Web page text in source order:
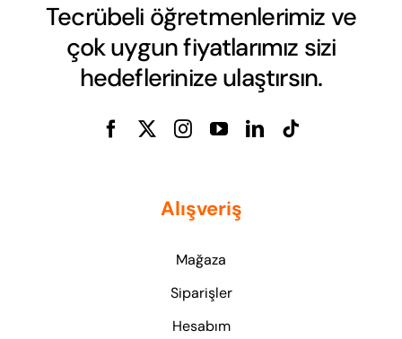
Tecrübeli öğretmenlerimiz ve
çok uygun fiyatlarımız sizi
hedeflerinize ulaştırsın.
Alışveriş
Mağaza
Siparişler
Hesabım